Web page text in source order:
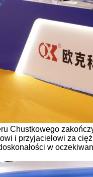
Chustkowego
i przyjacielowi za
w